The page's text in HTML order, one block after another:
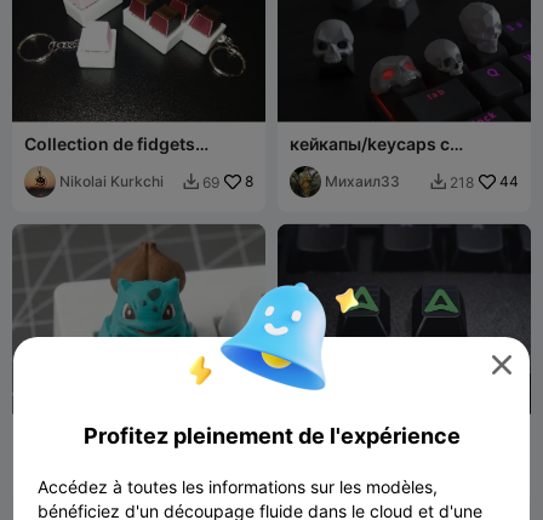
Collection de fidgets
clickers de clavier
modulaires
Nikolai Kurkchi  69 8
кейкапы/keycaps с
черепом/skull
Михаил33  218 44
Bulbizarre – Touche de
clavier mécanique
Touches de clavier Logo

Profitez pleinement de l'expérience
Accédez à toutes les informations sur les modèles,
bénéficiez d'un découpage fluide dans le cloud et d'une